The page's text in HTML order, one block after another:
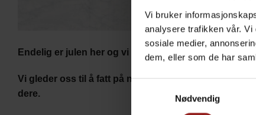
Vi bruker
analysere trafikken vår.
sosiale medier,
dem, eller som de har
Samtykkevalg
Nødvendig
Endelig er julen her og vi det er på tide å takke våre
Vi gleder oss til å fatt på nye utfordringer i 2024 og
dere.